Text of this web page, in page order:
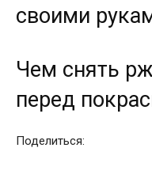
своими
Чем снять
перед
Поделиться: